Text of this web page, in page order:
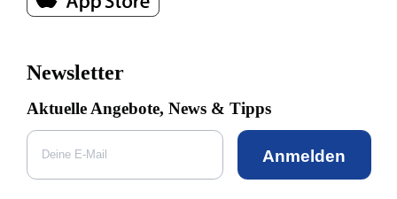
Newsletter
Aktuelle Angebote, News & Tipps
Anmelden